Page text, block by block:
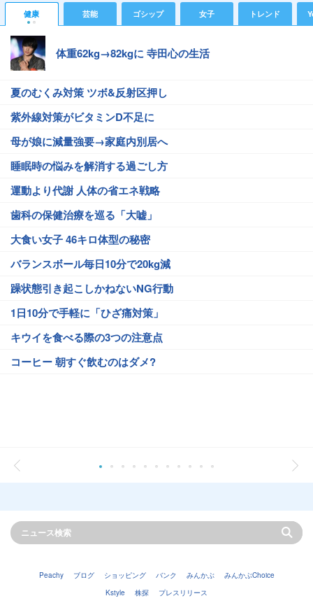
健康 芸能 ゴシップ 女子 トレンド
体重62kg→82kgに 寺田心の生活
夏のむくみ対策 ツボ&反射区押し
紫外線対策がビタミンD不足に
母が娘に減量強要→家庭内別居へ
睡眠時の悩みを解消する過ごし方
運動より代謝 人体の省エネ戦略
歯科の保健治療を巡る「大嘘」
大食い女子 46キロ体型の秘密
バランスボール毎日10分で20kg減
躁状態引き起こしかねないNG行動
1日10分で手軽に「ひざ痛対策」
キウイを食べる際の3つの注意点
コーヒー 朝すぐ飲むのはダメ?
Peachy ブログ ショッピング バンク みんかぶ
みんかぶChoice
Kstyle
株探 プレスリリース